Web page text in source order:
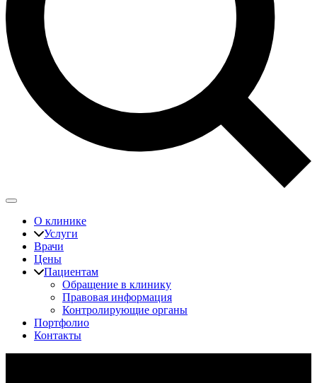
О клинике
Услуги
Врачи
Цены
Пациентам
Обращение в клинику
Правовая информация
Контролирующие органы
Портфолио
Контакты